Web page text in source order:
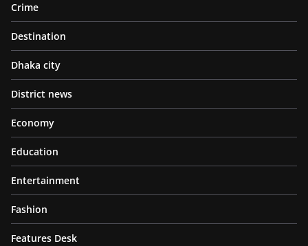
Crime
Destination
Dhaka city
District news
Economy
Education
Entertainment
Fashion
Features Desk